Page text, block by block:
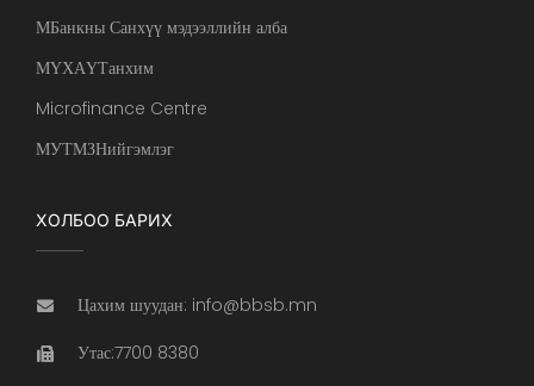
МБанкны Санхүү мэдээллийн алба
МҮХАҮТанхим
Microfinance Centre
МУТМЗНийгэмлэг
ХОЛБОО БАРИХ
Цахим шуудан: info@bbsb.mn
Утас:7700 8380